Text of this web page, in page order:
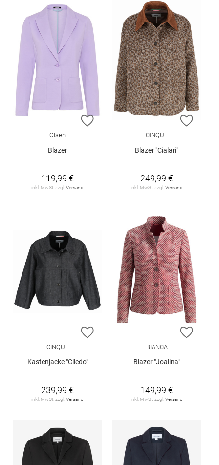
ZUR WUNSCHLISTE HINZUFÜGEN
Olsen
Blazer
119,99 €
inkl. MwSt. zzgl. Versand
ZUR
CINQUE
Blazer "Cialari"
249,99 €
inkl. MwSt. zzgl. Versand
ZUR WUNSCHLISTE HINZUFÜGEN
CINQUE
Kastenjacke "Ciledo"
239,99 €
inkl. MwSt. zzgl. Versand
ZUR
BIANCA
Blazer "Joalina"
149,99 €
inkl. MwSt. zzgl. Versand